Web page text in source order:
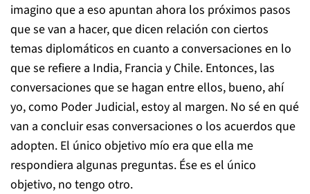
imagino que a eso apuntan ahora los próximos pasos
que se van a hacer, que dicen relación con ciertos
temas diplomáticos en cuanto a conversaciones en lo
que se refiere a India, Francia y Chile. Entonces, las
conversaciones que se hagan entre ellos, bueno, ahí
yo, como Poder Judicial, estoy al margen. No sé en qué
van a concluir esas conversaciones o los acuerdos que
adopten. El único objetivo mío era que ella me
respondiera algunas preguntas. Ése es el único
objetivo, no tengo otro.